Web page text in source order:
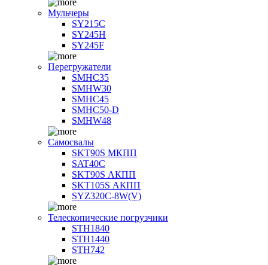
Мульчеры
SY215C
SY245H
SY245F
Перегружатели
SMHC35
SMHW30
SMHC45
SMHC50-D
SMHW48
Самосвалы
SKT90S МКПП
SAT40C
SKT90S АКПП
SKT105S АКПП
SYZ320C-8W(V)
Телескопические погрузчики
STH1840
STH1440
STH742